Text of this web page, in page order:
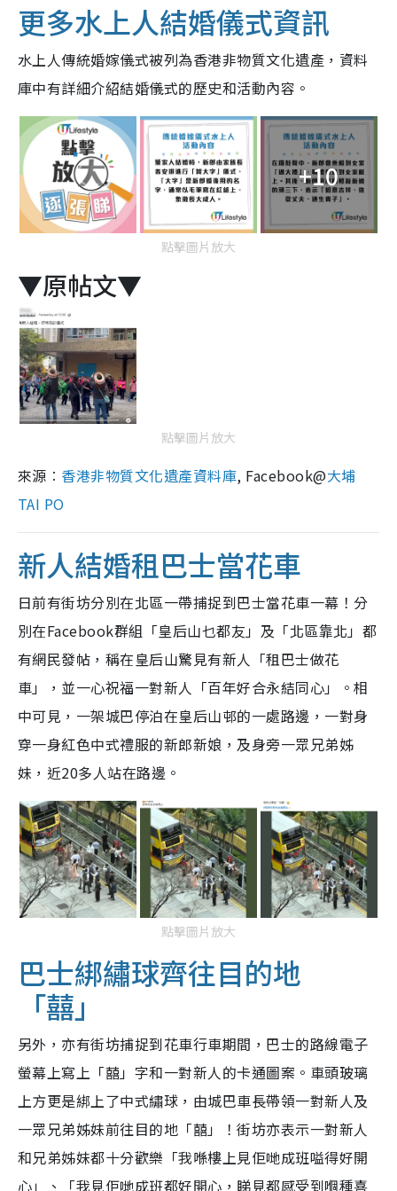
更多水上人結婚儀式資訊
水上人傳統婚嫁儀式被列為香港非物質文化遺產，資料
庫中有詳細介紹結婚儀式的歷史和活動內容。
+10
點擊圖片放大
▼原帖文▼
點擊圖片放大
來源︰ 香港非物質文化遺產資料庫, Facebook@大埔
TAI PO
新人結婚租巴士當花車
日前有街坊分別在北區一帶捕捉到巴士當花車一幕！分
別在Facebook群組「皇后山乜都友」及「北區靠北」都
有網民發帖，稱在皇后山驚見有新人「租巴士做花
車」，並一心祝福一對新人「百年好合永結同心」。相
中可見，一架城巴停泊在皇后山邨的一處路邊，一對身
穿一身紅色中式禮服的新郎新娘，及身旁一眾兄弟姊
妹，近20多人站在路邊。
點擊圖片放大
巴士綁繡球齊往目的地
「囍」
另外，亦有街坊捕捉到花車行車期間，巴士的路線電子
螢幕上寫上「囍」字和一對新人的卡通圖案。車頭玻璃
上方更是綁上了中式繡球，由城巴車長帶領一對新人及
一眾兄弟姊妹前往目的地「囍」！街坊亦表示一對新人
和兄弟姊妹都十分歡樂「我喺樓上見佢哋成班嗌得好開
心」、「我見佢哋成班都好開心，睇見都感受到嗰種喜